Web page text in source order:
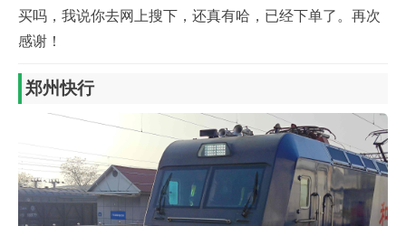
买吗，我说你去网上搜下，还真有哈，已经下单了。再次
感谢！
郑州快行